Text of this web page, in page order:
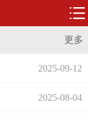
更多
2025-09-12
2025-08-04